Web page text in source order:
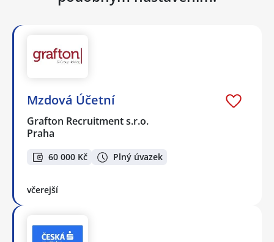
Mzdová Účetní
Grafton Recruitment s.r.o.
Praha
60 000 Kč Plný úvazek
včerejší